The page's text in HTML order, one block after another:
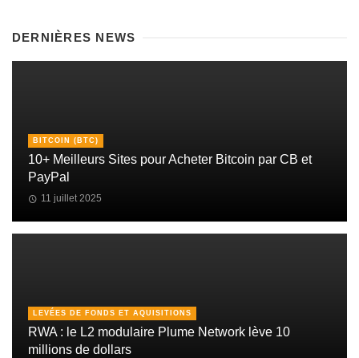
DERNIÈRES NEWS
BITCOIN (BTC)
10+ Meilleurs Sites pour Acheter Bitcoin par CB et
PayPal
11 juillet 2025
LEVÉES DE FONDS ET AQUISITIONS
RWA : le L2 modulaire Plume Network lève 10
millions de dollars